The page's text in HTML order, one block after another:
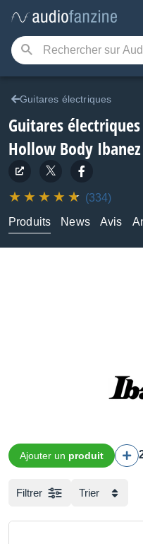
Guitares électriques
Guitares
Hollow Body Ibanez
(334)
Produits
News Avis
Ajouter un produit
Filtrer Trier